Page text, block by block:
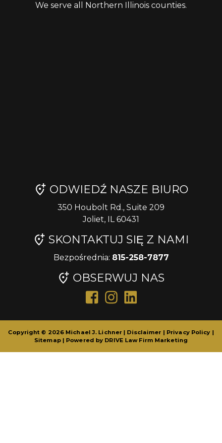
We serve all Northern Illinois counties.
ODWIEDŹ NASZE BIURO
350 Houbolt Rd., Suite 209
Joliet, IL 60431
SKONTAKTUJ SIĘ Z NAMI
Bezpośrednia: 815-258-7877
OBSERWUJ NAS
Copyright © 2026 Michael J. Lichner | Disclaimer | Privacy Policy |
Sitemap| Powered by DRIVE Law Firm Marketing